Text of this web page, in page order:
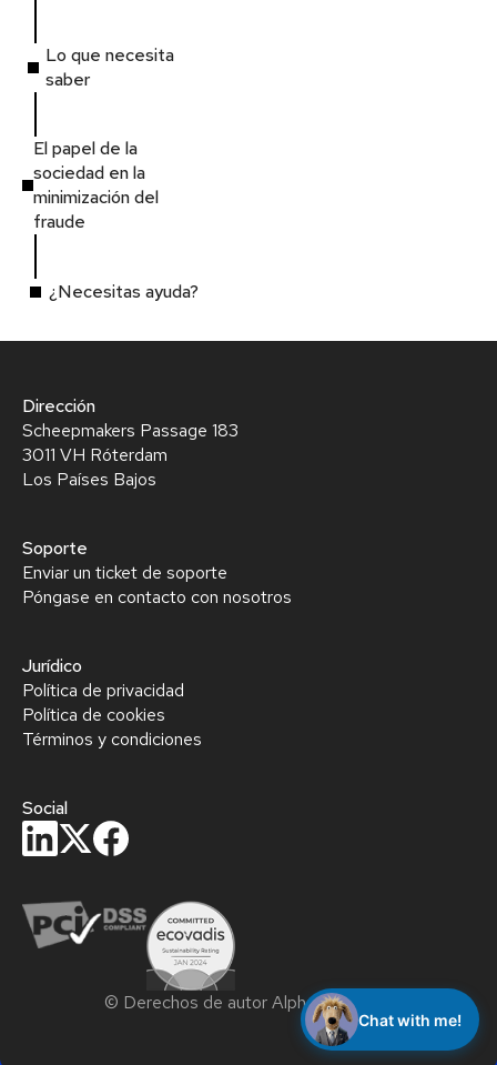
Lo que necesita
saber
El papel de la
sociedad en la
minimización del
fraude
¿Necesitas ayuda?
Dirección
Scheepmakers Passage 183
3011 VH Róterdam
Los Países Bajos
Soporte
Enviar un ticket de soporte
Póngase en contacto con nosotros
Jurídico
Política de privacidad
Política de cookies
Términos y condiciones
Social
© Derechos de autor Alphacomm B.V.
Chat with me!